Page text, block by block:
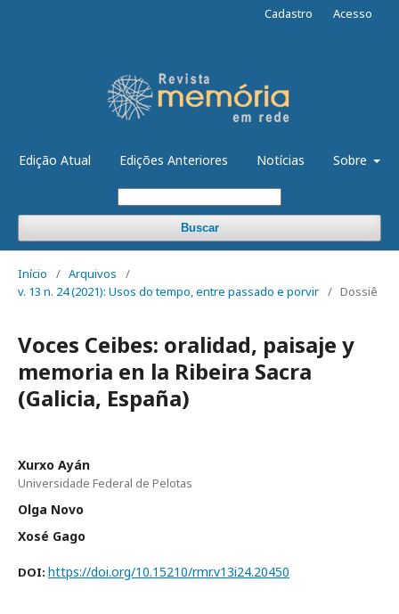
Edição Atual Edições Anteriores Notícias Sobre
Buscar
Cadastro Acesso
Início / Arquivos
/
v. 13 n. 24 (2021): Usos do tempo, entre passado e porvir / Dossiê
Voces Ceibes: oralidad, paisaje y
memoria en la Ribeira Sacra
(Galicia, España)
Xurxo Ayán
Universidade Federal de Pelotas
Olga Novo
Xosé Gago
DOI: https://doi.org/10.15210/rmr.v13i24.20450